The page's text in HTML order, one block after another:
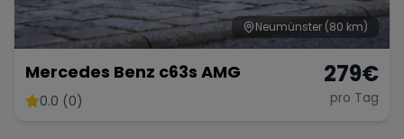
Range Rover Corvette Neumünster (80 km)
Mercedes Benz c63s AMG
0.0 (0)
279€
pro Tag